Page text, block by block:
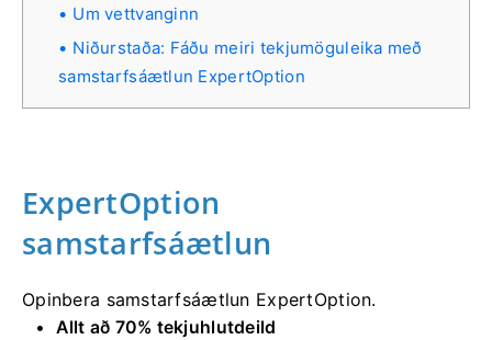
Um vettvanginn
Niðurstaða: Fáðu meiri tekjumöguleika með
samstarfsáætlun ExpertOption
ExpertOption
samstarfsáætlun
Opinbera samstarfsáætlun ExpertOption.
Allt að 70% tekjuhlutdeild